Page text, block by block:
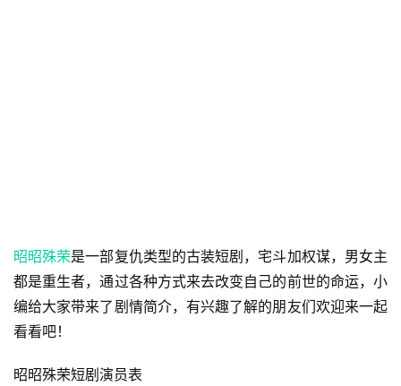
昭昭殊荣是一部复仇类型的古装短剧，宅斗加权谋，男女主
都是重生者，通过各种方式来去改变自己的前世的命运，小
编给大家带来了剧情简介，有兴趣了解的朋友们欢迎来一起
看看吧！
昭昭殊荣短剧演员表